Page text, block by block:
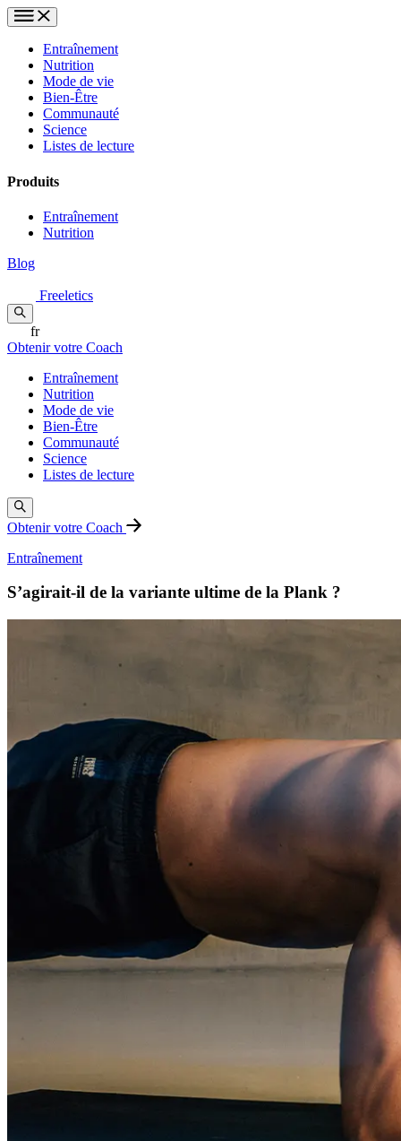
Entraînement
Nutrition
Mode de vie
Bien-Être
Communauté
Science
Listes de lecture
Produits
Entraînement
Nutrition
Blog
Freeletics
fr
Obtenir votre Coach
Entraînement
Nutrition
Mode de vie
Bien-Être
Communauté
Science
Listes de lecture
Obtenir votre Coach
Entraînement
S’agirait-il de la variante ultime de la Plank ?